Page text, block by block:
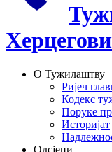
О Тужилаштву
Ријеч
Кодекс
Поруке
Историјат